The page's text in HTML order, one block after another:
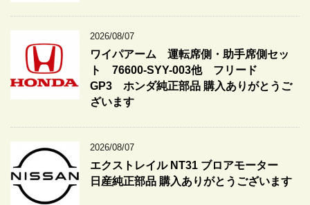
2026/08/07
ワイパアーム 運転席側・助手席側セッ
ト 76600-SYY-003他 フリード
GP3 ホンダ純正部品 購入ありがとうご
ざいます
2026/08/07
エクストレイル NT31 ブロアモーター
日産純正部品 購入ありがとうございます